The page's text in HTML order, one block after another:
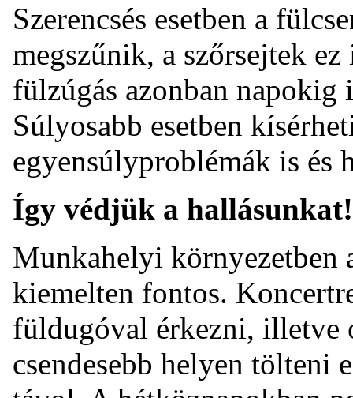
Szerencsés esetben a
megszűnik, a szőrsejtek
fülzúgás azonban
Súlyosabb esetben
egyensúlyproblémák is és
Így védjük a hallásunkat!
Munkahelyi környezetben
kiemelten fontos.
füldugóval érkezni, illetve
csendesebb helyen tölteni